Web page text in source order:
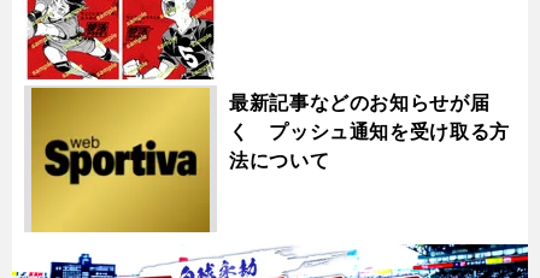
最新記事などのお知らせが届
く プッシュ通知を受け取る方
法について